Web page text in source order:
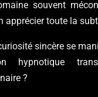
souvent
apprécier toute la
sincère se
hypnotique
?